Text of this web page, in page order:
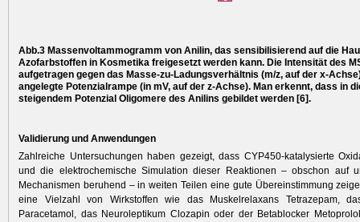
Abb.3 Massenvoltammogramm von Anilin, das sensibilisierend auf die
Azofarbstoffen in Kosmetika freigesetzt werden kann. Die Intensität des
aufgetragen gegen das Masse-zu-Ladungsverhältnis (m/z, auf der x-
angelegte Potenzialrampe (in mV, auf der z-Achse). Man erkennt, dass in
steigendem Potenzial Oligomere des Anilins gebildet werden [6].
Validierung und Anwendungen
Zahlreiche Untersuchungen haben gezeigt, dass CYP450-katalysierte
und die elektrochemische Simula­tion dieser Reaktionen – obschon auf
Mechanismen beruhend – in weiten Teilen eine gute Übereinstimmung
eine Vielzahl von Wirkstoffen wie das Muskelrelaxans Tetrazepam,
Paracetamol, das Neuroleptikum Clozapin oder der Beta­blocker